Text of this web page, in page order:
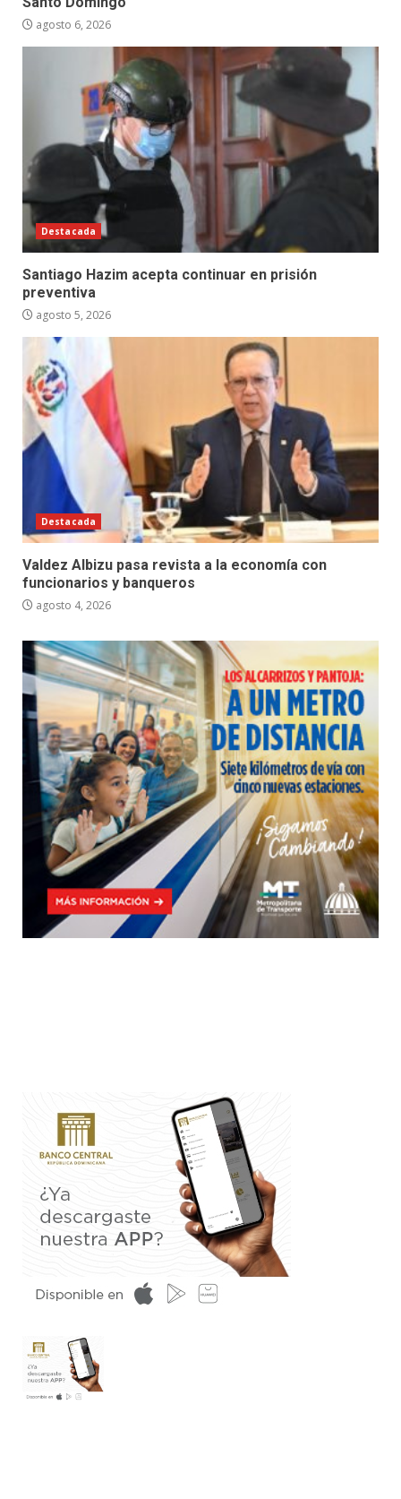
agosto 6, 2026
Destacada
Santiago Hazim acepta continuar en prisión
preventiva
agosto 5, 2026
Destacada
Valdez Albizu pasa revista a la economía con
funcionarios y banqueros
agosto 4, 2026